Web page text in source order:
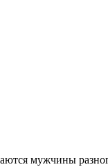
мужчины